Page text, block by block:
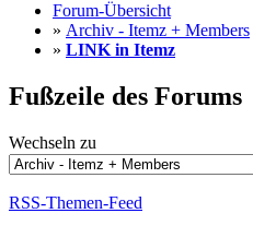
Forum-Übersicht
» Archiv - Itemz + Members
» LINK in Itemz
Fußzeile des Forums
Wechseln zu
RSS-Themen-Feed